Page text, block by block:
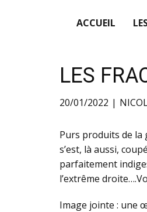
ACCUEIL
LES
20/01/2022
Purs produits de la
s’est, là aussi,
parfaitement
l’extrême
Image jointe : une